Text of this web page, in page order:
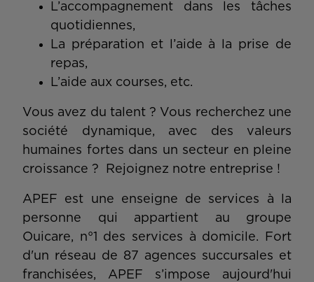
L’accompagnement dans les tâches
quotidiennes,
La préparation et l’aide à la prise de
repas,
L’aide aux courses, etc.
Vous avez du talent ? Vous recherchez une
société dynamique, avec des valeurs
humaines fortes dans un secteur en pleine
croissance ? Rejoignez notre entreprise !
APEF est une enseigne de services à la
personne qui appartient au groupe
Ouicare, n°1 des services à domicile. Fort
d'un réseau de 87 agences succursales et
franchisées, APEF s’impose aujourd'hui